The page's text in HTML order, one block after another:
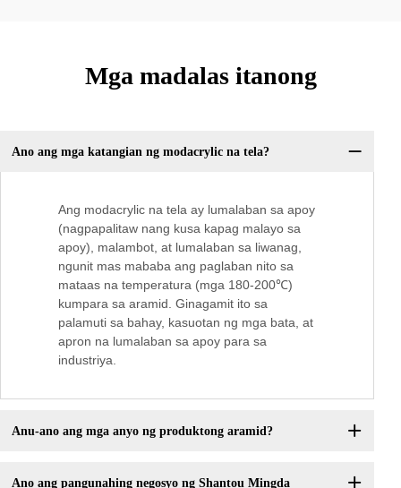
Mga madalas itanong
Ano ang mga katangian ng modacrylic na tela?
Ang modacrylic na tela ay lumalaban sa apoy
(nagpapalitaw nang kusa kapag malayo sa
apoy), malambot, at lumalaban sa liwanag,
ngunit mas mababa ang paglaban nito sa
mataas na temperatura (mga 180-200℃)
kumpara sa aramid. Ginagamit ito sa
palamuti sa bahay, kasuotan ng mga bata, at
apron na lumalaban sa apoy para sa
industriya.
Anu-ano ang mga anyo ng produktong aramid?
Ano ang pangunahing negosyo ng Shantou Mingda